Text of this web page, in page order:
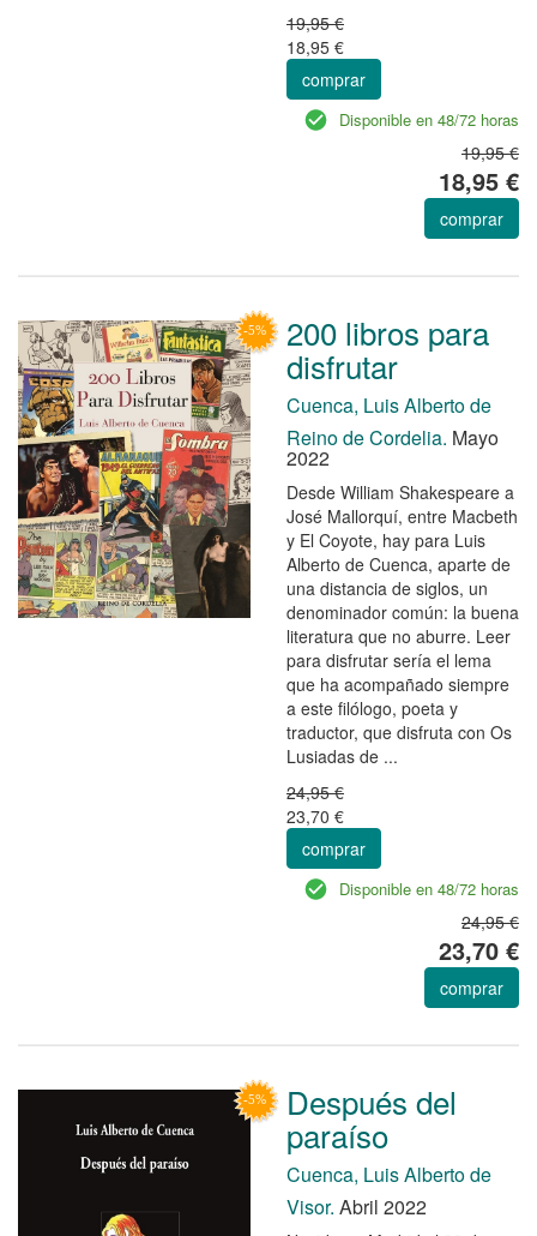
19,95 €
18,95 €
comprar
Disponible en 48/72 horas
19,95 €
18,95 €
comprar
200 libros para
disfrutar
Cuenca, Luis Alberto de
Reino de Cordelia. Mayo
2022
Desde William Shakespeare a
José Mallorquí, entre Macbeth
y El Coyote, hay para Luis
Alberto de Cuenca, aparte de
una distancia de siglos, un
denominador común: la buena
literatura que no aburre. Leer
para disfrutar sería el lema
que ha acompañado siempre
a este filólogo, poeta y
traductor, que disfruta con Os
Lusiadas de ...
24,95 €
23,70 €
comprar
Disponible en 48/72 horas
24,95 €
23,70 €
comprar
Después del
paraíso
Cuenca, Luis Alberto de
Visor. Abril 2022